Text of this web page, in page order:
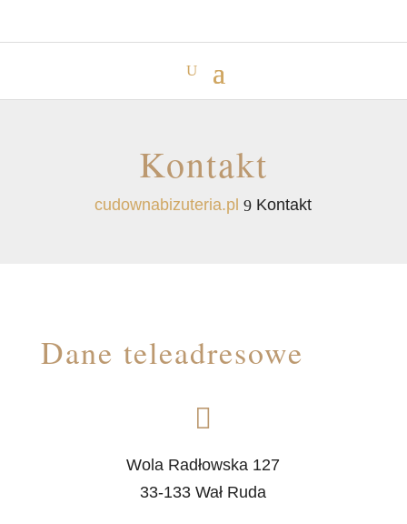
Kontakt
cudownabizuteria.pl 9 Kontakt
Dane teleadresowe

Wola Radłowska 127
33-133 Wał Ruda